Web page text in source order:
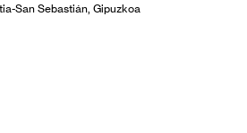
San Sebastián, Gipuzkoa